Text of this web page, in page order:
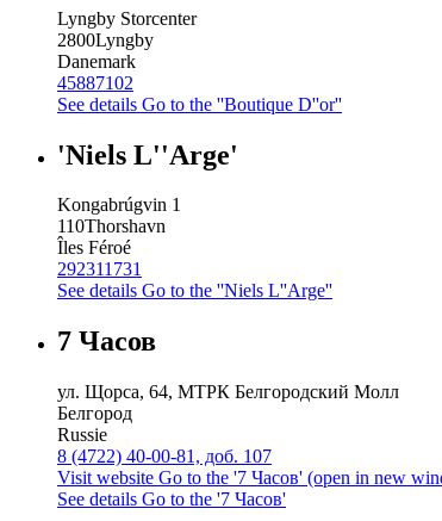
Lyngby Storcenter
2800Lyngby
Danemark
45887102
See details Go to the ''Boutique D''or''
'Niels L''Arge'
Kongabrúgvin 1
110Thorshavn
Îles Féroé
292311731
See details Go to the ''Niels L''Arge''
7 Часов
ул. Щорса, 64, МТРК Белгородский Молл
Белгород
Russie
8 (4722) 40-00-81, доб. 107
Visit website Go to the '7 Часов' (open in new
See details Go to the '7 Часов'